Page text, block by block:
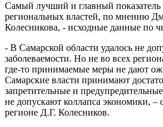
Самый лучший и главный
региональных властей, по мнению
Колесникова, - исходные данные по
- В Самарской области удалось не
заболеваемости. Но не во всех
где-то принимаемые меры не дают
Самарские власти принимают
запретительные и
не допускают коллапса экономики, –
регионе Д.Г. Колесников.